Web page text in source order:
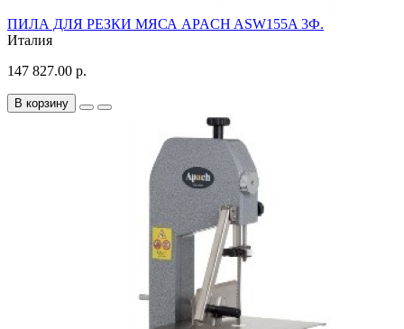
ПИЛА ДЛЯ РЕЗКИ МЯСА APACH ASW155A 3Ф.
Италия
147 827.00 р.
В корзину